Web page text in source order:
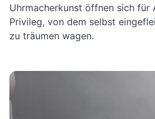
Uhrmacherkunst öffnen sich für
Privileg, von dem selbst
zu träumen wagen.